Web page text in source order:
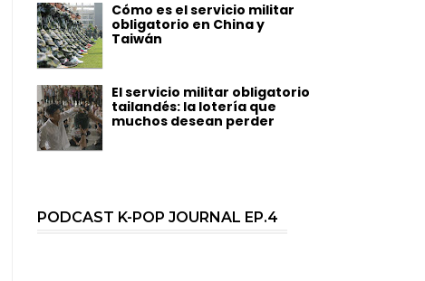
Cómo es el servicio militar
obligatorio en China y
Taiwán
El servicio militar obligatorio
tailandés: la lotería que
muchos desean perder
PODCAST K-POP JOURNAL EP.4